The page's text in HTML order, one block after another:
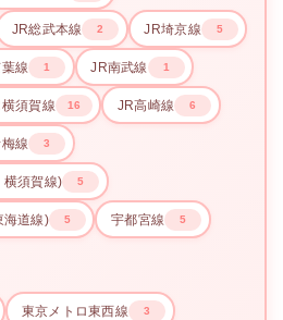
JR総武本線 2 JR埼京線 5
線 1 JR南武線 1
須賀線 16 JR高崎線 6
線 3
横須賀線) 5
海道線) 5 宇都宮線 5
東京メトロ東西線 3